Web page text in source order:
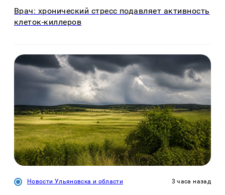
Врач: хронический стресс подавляет активность
клеток-киллеров
Новости Ульяновска и области 3 часа назад